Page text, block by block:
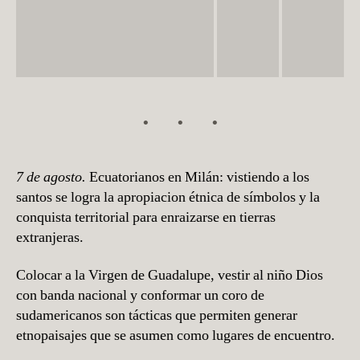
7 de agosto. Ecuatorianos en Milán: vistiendo a los
santos se logra la apropiacion étnica de símbolos y la
conquista territorial para enraizarse en tierras
extranjeras.
Colocar a la Virgen de Guadalupe, vestir al niño Dios
con banda nacional y conformar un coro de
sudamericanos son tácticas que permiten generar
etnopaisajes que se asumen como lugares de encuentro.